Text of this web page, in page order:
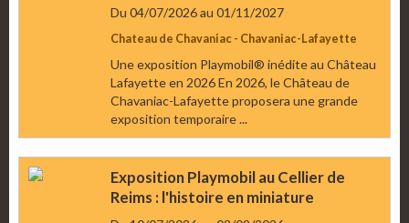
Du 04/07/2026au 01/11/2027
Chateau de Chavaniac - Chavaniac-Lafayette
Une exposition Playmobil® inédite au Château
Lafayette en 2026 En 2026, le Château de
Chavaniac-Lafayette proposera une grande
exposition temporaire ...
Exposition Playmobil au Cellier de
Reims : l'histoire en miniature